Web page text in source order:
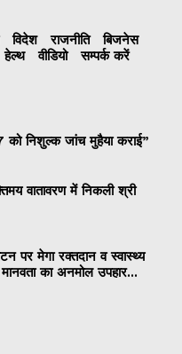
विदेश राजनीति
बिजनेस
हेल्थ वीडियो सम्पर्क करें
को निशुल्क जांच मुहैया कराई”
वातावरण में निकली श्री
पर मेगा रक्तदान व स्वास्थ्य
का अनमोल उपहार...